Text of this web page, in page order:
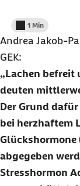
Lesedauer weniger
1 Min
Andrea Jakob-
GEK:
Lachen befreit
deuten
Der Grund
bei herzhaftem
abgegeben
Stresshormon